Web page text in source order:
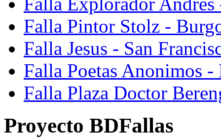
Falla Pintor Stolz -
Falla Jesus - San
Falla Poetas Anonimos
Falla Plaza Doctor
Proyecto BDFallas